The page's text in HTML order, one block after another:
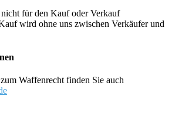
für den Kauf oder Verkauf
wird ohne uns zwischen Verkäufer und
Waffenrecht finden Sie auch